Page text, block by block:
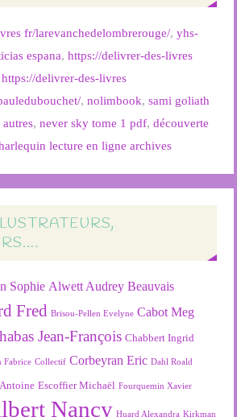
fr/larevanchedelombrerouge/,yhs-
espana,https://delivrer-des-livres
https://delivrer-des-livres
,nolimbook,sami goliath
autres,never sky tome 1 pdf,découverte
lecture en ligne archives
Sophie Alwett Audrey Beauvais
Fred Brisou-Pellen Evelyne Cabot Meg
Jean-François Chabbert Ingrid
Fabrice Collectif Corbeyran Eric Dahl Roald
Escoffier Michaël Fourquemin Xavier
Nancy Huard Alexandra Kirkman